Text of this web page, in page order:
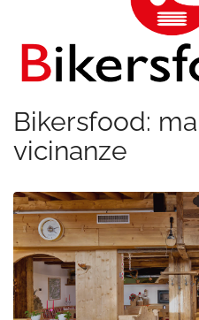
Bikersfood:
vicinanze